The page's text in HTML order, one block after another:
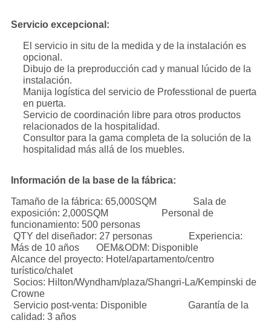
Servicio excepcional:
El servicio in situ de la medida y de la instalación es
opcional.
Dibujo de la preproducción cad y manual lúcido de la
instalación.
Manija logística del servicio de Professtional de puerta
en puerta.
Servicio de coordinación libre para otros productos
relacionados de la hospitalidad.
Consultor para la gama completa de la solución de la
hospitalidad más allá de los muebles.
Información de la base de la fábrica:
Tamaño de la fábrica: 65,000SQM Sala de
exposición: 2,000SQM Personal de
funcionamiento: 500 personas
QTY del diseñador: 27 personas Experiencia:
Más de 10 años OEM&ODM: Disponible
Alcance del proyecto: Hotel/apartamento/centro
turístico/chalet
Socios: Hilton/Wyndham/plaza/Shangri-La/Kempinski de
Crowne
Servicio post-venta: Disponible Garantía de la
calidad: 3 años